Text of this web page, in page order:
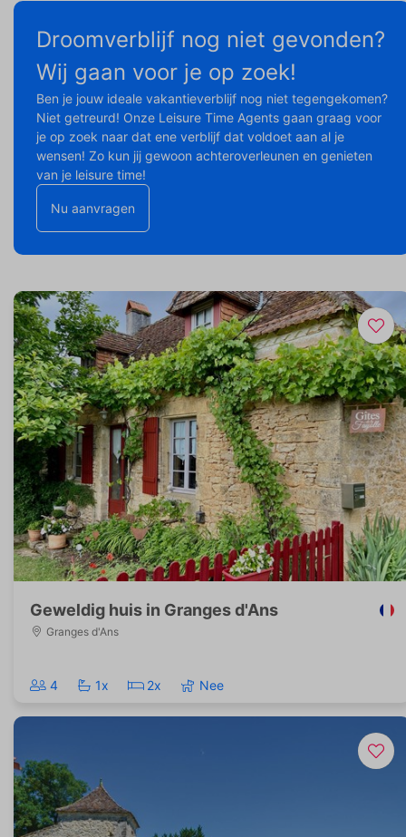
Droomverblijf nog niet gevonden?
Wij gaan voor je op zoek!
Ben je jouw ideale vakantieverblijf nog niet tegengekomen?
Niet getreurd! Onze Leisure Time Agents gaan graag voor
je op zoek naar dat ene verblijf dat voldoet aan al je
wensen! Zo kun jij gewoon achteroverleunen en genieten
van je leisure time!
Nu aanvragen
Geweldig huis in Granges d'Ans
Granges d'Ans
4 1x 2x Nee